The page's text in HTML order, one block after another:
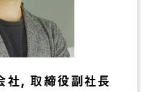
社, 取締役副社長